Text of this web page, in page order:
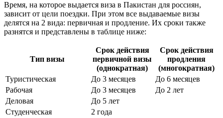
Время, на которое выдается виза в Пакистан для россиян,
зависит от цели поездки. При этом все выдаваемые визы
делятся на 2 вида: первичная и продление. Их сроки также
разнятся и представлены в таблице ниже:
Тип визы
Срок действия
первичной визы
(однократная)
Срок действия
продления
(многократная)
Туристическая
До 3 месяцев
До 6 месяцев
Рабочая
До 3 месяцев
До 2 лет
Деловая
До 5 лет
Студенческая
2 года